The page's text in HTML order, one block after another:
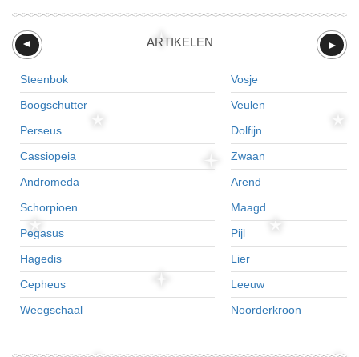
ARTIKELEN ►
►
Steenbok
Boogschutter
Perseus
Cassiopeia
Andromeda
Schorpioen
Pegasus
Hagedis
Cepheus
Weegschaal
Vosje
Veulen
Dolfijn
Zwaan
Arend
Maagd
Pijl
Lier
Leeuw
Noorderkroon